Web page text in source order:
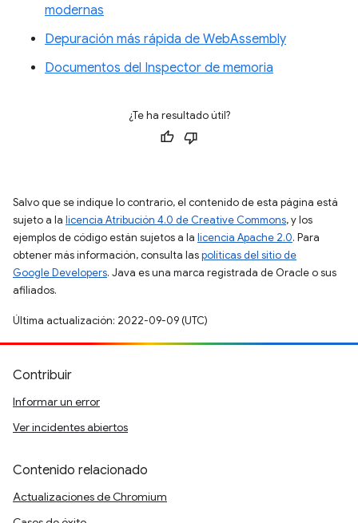
modernas
Depuración más rápida de WebAssembly
Documentos del Inspector de memoria
¿Te ha resultado útil?
Salvo que se indique lo contrario, el contenido de esta página está
sujeto a la licencia Atribución 4.0 de Creative Commons, y los
ejemplos de código están sujetos a la licencia Apache 2.0. Para
obtener más información, consulta laspolíticas del sitio de
Google Developers. Java es una marca registrada de Oracle o sus
afiliados.
Última actualización: 2022-09-09 (UTC)
Contribuir
Informar un error
Ver incidentes abiertos
Contenido relacionado
Actualizaciones de Chromium